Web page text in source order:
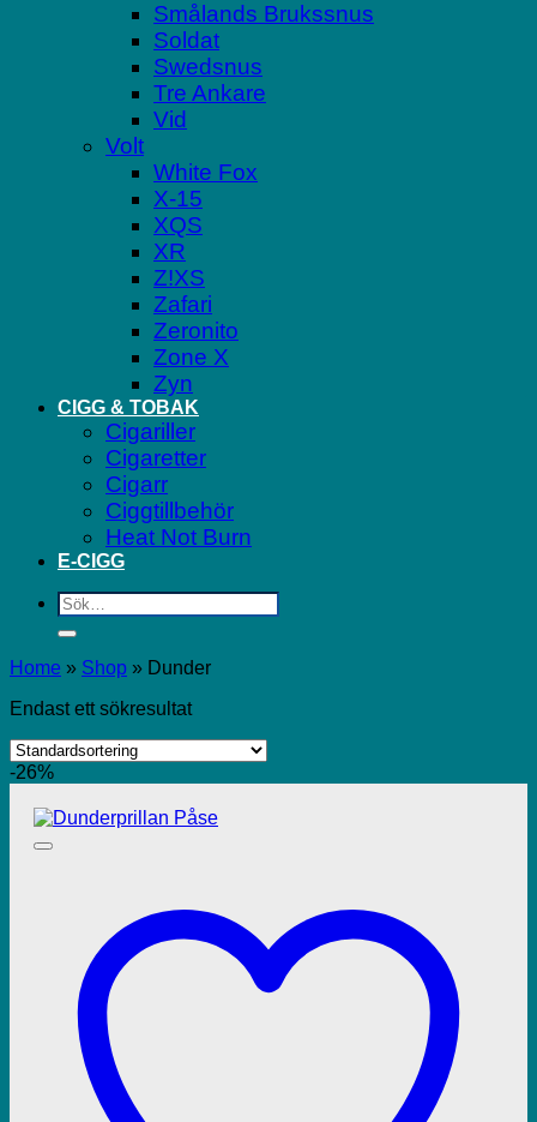
Smålands Brukssnus
Soldat
Swedsnus
Tre Ankare
Vid
Volt
White Fox
X-15
XQS
XR
Z!XS
Zafari
Zeronito
Zone X
Zyn
CIGG & TOBAK
Cigariller
Cigaretter
Cigarr
Ciggtillbehör
Heat Not Burn
E-CIGG
Sök
efter:
Home » Shop » Dunder
Endast ett sökresultat
-26%